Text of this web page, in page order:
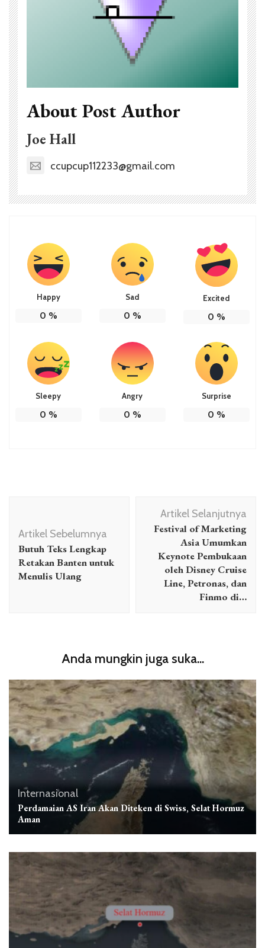
About Post Author
Joe Hall
ccupcup112233@gmail.com
Happy
0 %
Sad
0 %
Excited
0 %
Sleepy
0 %
Angry
0 %
Surprise
0 %
Artikel Sebelumnya
Butuh Teks Lengkap
Retakan Banten untuk
Menulis Ulang
Artikel Selanjutnya
Festival of Marketing
Asia Umumkan
Keynote Pembukaan
oleh Disney Cruise
Line, Petronas, dan
Finmo di…
Anda mungkin juga suka...
Internasional
Perdamaian AS Iran Akan Diteken di Swiss, Selat Hormuz
Aman